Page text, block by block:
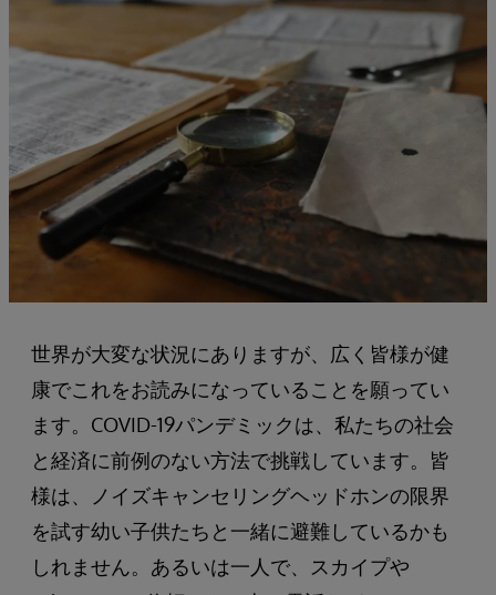
世界が大変な状況にありますが、広く皆様が健
康でこれをお読みになっていることを願ってい
ます。COVID-19パンデミックは、私たちの社会
と経済に前例のない方法で挑戦しています。皆
様は、ノイズキャンセリングヘッドホンの限界
を試す幼い子供たちと一緒に避難しているかも
しれません。あるいは一人で、スカイプや